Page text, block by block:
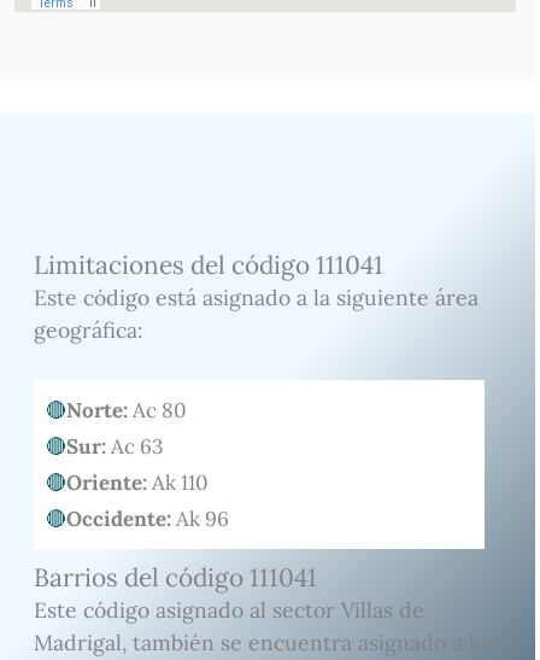
Limitaciones del código 111041
Este código está asignado a la siguiente área
geográfica:
Norte:Ac 80
Sur:Ac 63
Oriente:Ak 110
Occidente:Ak 96
Barrios del código 111041
Este código asignado al sector Villas de
Madrigal, también se encuentra asignado a los